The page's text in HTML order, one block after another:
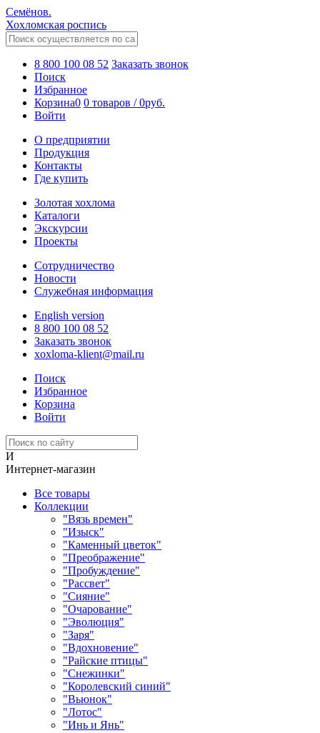
Семёнов.
Хохломская роспись
8 800 100 08 52 Заказать звонок
Поиск
Избранное
Корзина0 0 товаров /0руб.
Войти
О предприятии
Продукция
Контакты
Где купить
Золотая хохлома
Каталоги
Экскурсии
Проекты
Сотрудничество
Новости
Служебная информация
English version
8 800 100 08 52
Заказать звонок
xoxloma-klient@mail.ru
Поиск
Избранное
Корзина
Войти
И
Интернет-магазин
Все товары
Коллекции
"Вязь времен"
"Изыск"
"Каменный цветок"
"Преображение"
"Пробуждение"
"Рассвет"
"Сияние"
"Очарование"
"Эволюция"
"Заря"
"Вдохновение"
"Райские птицы"
"Снежинки"
"Королевский синий"
"Вьюнок"
"Лотос"
"Инь и Янь"